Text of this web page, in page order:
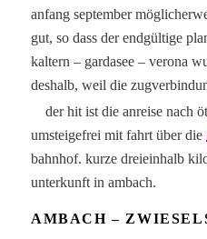
anfang september
gut, so dass der endgültige
kaltern – gardasee – verona
deshalb, weil die
der hit ist die anreise nach
umsteigefrei mit fahrt über die
bahnhof. kurze dreieinhalb
unterkunft in ambach.
AMBACH –